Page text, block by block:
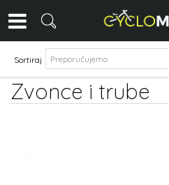
Zvonce i trube
Sortiraj